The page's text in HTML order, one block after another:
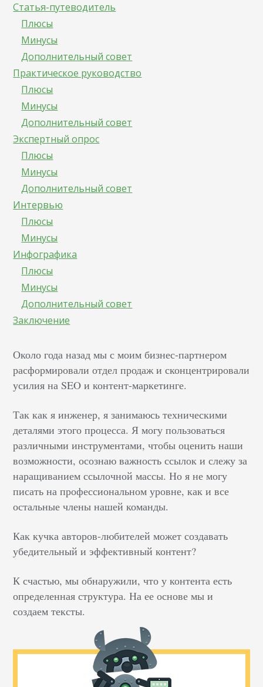
Статья-путеводитель
Плюсы
Минусы
Дополнительный совет
Практическое руководство
Плюсы
Минусы
Дополнительный совет
Экспертный опрос
Плюсы
Минусы
Дополнительный совет
Интервью
Плюсы
Минусы
Инфографика
Плюсы
Минусы
Дополнительный совет
Заключение
Около года назад мы с моим бизнес-партнером
расформировали отдел продаж и сконцентрировали
усилия на SEO и контент-маркетинге.
Так как я инженер, я занимаюсь техническими
деталями этого процесса. Я могу пользоваться
различными инструментами, чтобы оценить наши
возможности, осознаю важность ссылок и слежу за
наращиванием ссылочной массы. Но я не могу
писать на профессиональном уровне, как и все
остальные члены нашей команды.
Как кучка авторов-любителей может создавать
убедительный и эффективный контент?
К счастью, мы обнаружили, что у контента есть
определенная структура. На ее основе мы и
создаем тексты.